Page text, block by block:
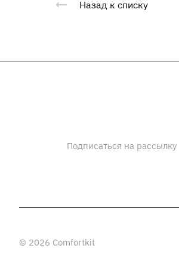
Назад к списку
Подписаться на рассылку
© 2026 Comfortkit